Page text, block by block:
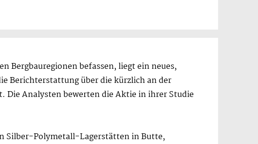
befassen, liegt ein neues,
Berichterstattung über die kürzlich an der
Die Analysten bewerten die Aktie in ihrer Studie
Silber-Polymetall-Lagerstätten in Butte,